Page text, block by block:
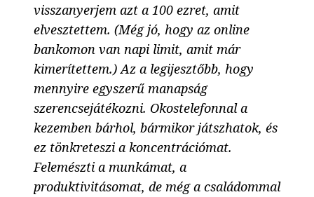
visszanyerjem azt a 100 ezret, amit
elvesztettem. (Még jó, hogy az online
bankomon van napi limit, amit már
kimerítettem.) Az a legijesztőbb, hogy
mennyire egyszerű manapság
szerencsejátékozni. Okostelefonnal a
kezemben bárhol, bármikor játszhatok, és
ez tönkreteszi a koncentrációmat.
Felemészti a munkámat, a
produktivitásomat, de még a családommal